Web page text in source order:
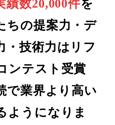
績数20,000件を
ちの提案力・デ
・技術力はリフ
ンテスト受賞
で業界より高い
ようになりま